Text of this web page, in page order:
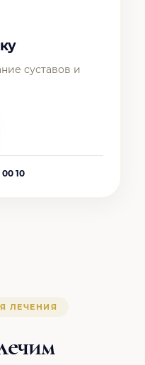
суставов и
10
ЛЕЧЕНИЯ